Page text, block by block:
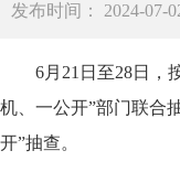
发布时间： 2024-
6月21日至28日，
机、一公开”部门联合
开”抽查。